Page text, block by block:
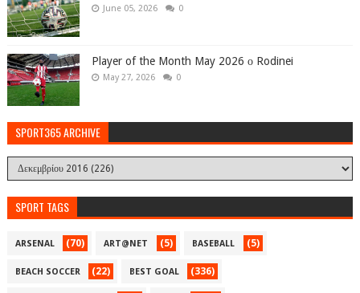
June 05, 2026 0
Player of the Month May 2026 ο Rodinei
May 27, 2026 0
SPORT365 ARCHIVE
SPORT TAGS
ARSENAL (70) ART@NET (5) BASEBALL (5)
BEACH SOCCER (22) BEST GOAL (336)